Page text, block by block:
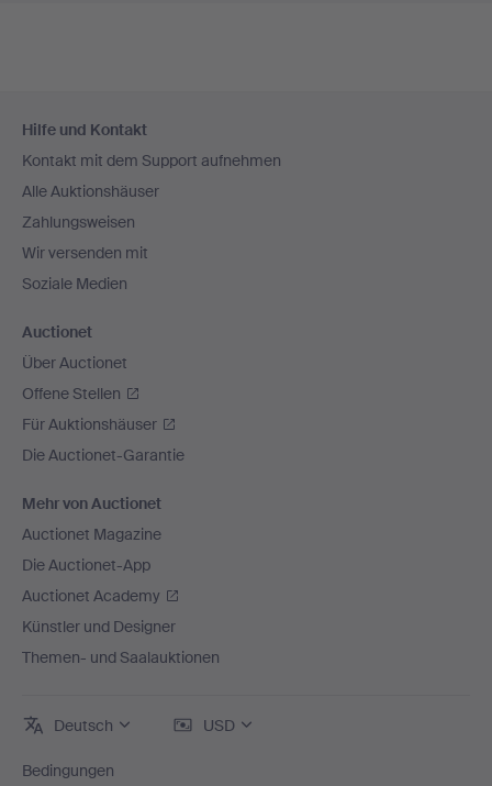
Navigation
Hilfe und Kontakt
Kontakt mit dem Support aufnehmen
Alle Auktionshäuser
Zahlungsweisen
Wir versenden mit
Soziale Medien
Auctionet
Über Auctionet
Offene Stellen
Für Auktionshäuser
Die Auctionet-Garantie
Mehr von Auctionet
Auctionet Magazine
Die Auctionet-App
Auctionet Academy
Künstler und Designer
Themen- und Saalauktionen
Deutsch USD
Bedingungen